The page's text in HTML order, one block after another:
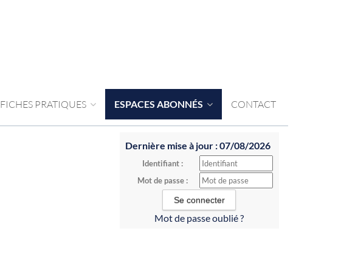
FICHES PRATIQUES ESPACES ABONNÉS CONTACT
Dernière mise à jour : 07/08/2026
Identifiant :
Mot de passe :
Mot de passe oublié ?